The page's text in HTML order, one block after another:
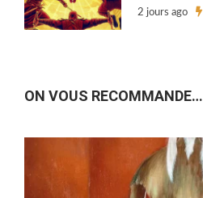
2 jours ago
ON VOUS RECOMMANDE…